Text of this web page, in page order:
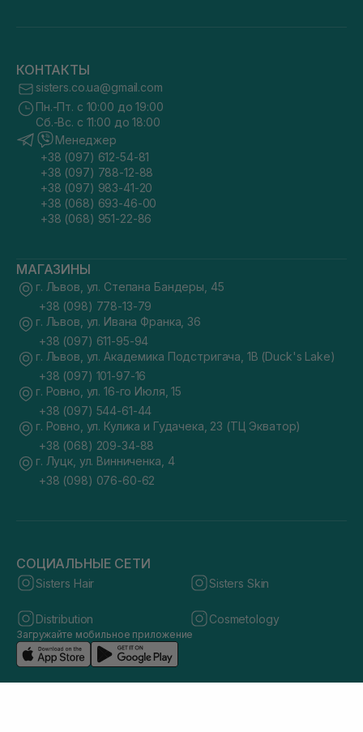
КОНТАКТЫ
sisters.co.ua@gmail.com
Пн.-Пт. с 10:00 до 19:00
Сб.-Вс. с 11:00 до 18:00
Менеджер
+38 (097) 612-54-81
+38 (097) 788-12-88
+38 (097) 983-41-20
+38 (068) 693-46-00
+38 (068) 951-22-86
МАГАЗИНЫ
г. Львов, ул. Степана Бандеры, 45
+38 (098) 778-13-79
г. Львов, ул. Ивана Франка, 36
+38 (097) 611-95-94
г. Львов, ул. Академика Подстригача, 1В (Duck's Lake)
+38 (097) 101-97-16
г. Ровно, ул. 16-го Июля, 15
+38 (097) 544-61-44
г. Ровно, ул. Кулика и Гудачека, 23 (ТЦ Экватор)
+38 (068) 209-34-88
г. Луцк, ул. Винниченка, 4
+38 (098) 076-60-62
СОЦИАЛЬНЫЕ СЕТИ
Sisters Hair Sisters Skin
Distribution Cosmetology
Загружайте мобильное приложение